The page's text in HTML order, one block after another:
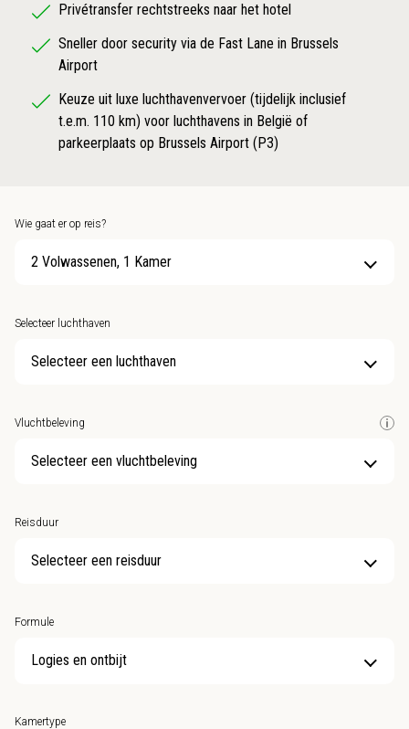
Privétransfer rechtstreeks naar het hotel
Sneller door security via de Fast Lane in Brussels
Airport
Keuze uit luxe luchthavenvervoer (tijdelijk inclusief
t.e.m. 110 km) voor luchthavens in België of
parkeerplaats op Brussels Airport (P3)
Wie gaat er op reis?
2 Volwassenen, 1 Kamer
Selecteer luchthaven
Selecteer een luchthaven
Vluchtbeleving
Selecteer een vluchtbeleving
Reisduur
Selecteer een reisduur
Formule
Kamertype